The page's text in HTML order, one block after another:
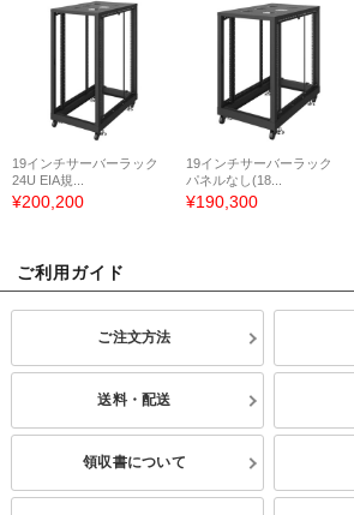
19インチサーバーラック
24U EIA規...
¥200,200
19インチサーバーラック
パネルなし(18...
¥190,300
ご利用ガイド
ご注文方法
送料・配送
領収書について